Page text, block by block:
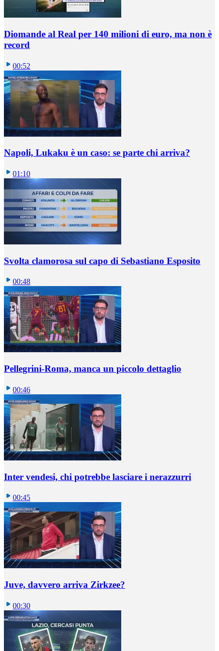
Diomande al Real per 140 milioni di euro, ma non è
record
00:52
Napoli, Lukaku è un caso: se parte chi arriva?
01:10
Svolta clamorosa sul capo di Sebastiano Esposito
00:48
Pellegrini-Roma, manca un piccolo dettaglio
00:46
Inter vendesi, chi potrebbe lasciare i nerazzurri
00:45
Juve, davvero arriva Zirkzee?
00:30